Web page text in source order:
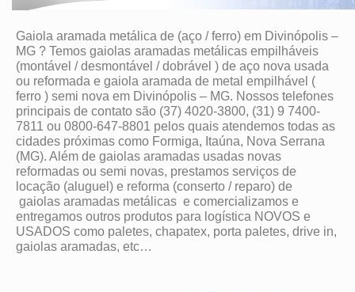
Gaiola aramada metálica de (aço / ferro) em Divinópolis –
MG ? Temos gaiolas aramadas metálicas empilháveis
(montável / desmontável / dobrável ) de aço nova usada
ou reformada e gaiola aramada de metal empilhável (
ferro ) semi nova em Divinópolis – MG. Nossos telefones
principais de contato são (37) 4020-3800, (31) 9 7400-
7811 ou 0800-647-8801 pelos quais atendemos todas as
cidades próximas como Formiga, Itaúna, Nova Serrana
(MG). Além de gaiolas aramadas usadas novas
reformadas ou semi novas, prestamos serviços de
locação (aluguel) e reforma (conserto / reparo) de
gaiolas aramadas metálicas e comercializamos e
entregamos outros produtos para logística NOVOS e
USADOS como paletes, chapatex, porta paletes, drive in,
gaiolas aramadas, etc…